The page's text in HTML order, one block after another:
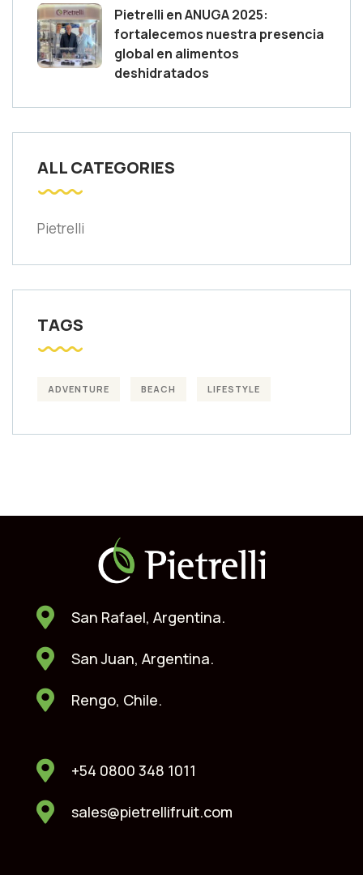
Pietrelli en ANUGA 2025:
fortalecemos nuestra presencia
global en alimentos
deshidratados
ALL CATEGORIES
Pietrelli
TAGS
ADVENTURE BEACH LIFESTYLE
San Rafael, Argentina.
San Juan, Argentina.
Rengo, Chile.
+54 0800 348 1011
sales@pietrellifruit.com